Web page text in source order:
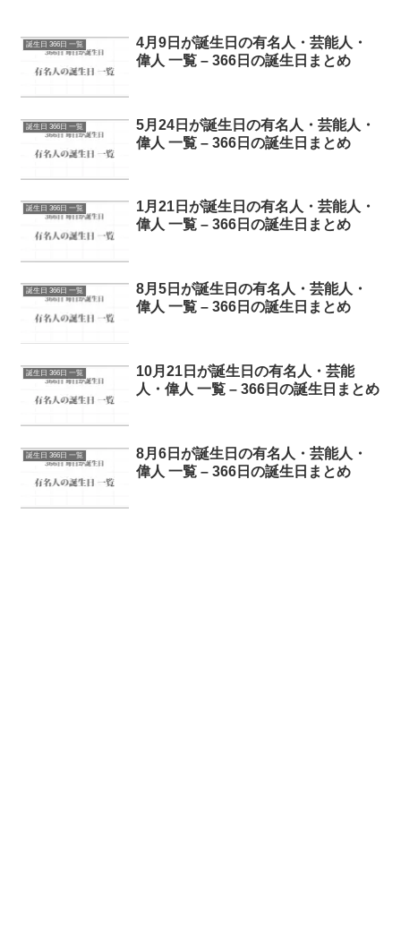
誕生日 366日 一覧
4月9日が誕生日の有名人・芸能人・
偉人 一覧 – 366日の誕生日まとめ
誕生日 366日 一覧
5月24日が誕生日の有名人・芸能人・
偉人 一覧 – 366日の誕生日まとめ
誕生日 366日 一覧
1月21日が誕生日の有名人・芸能人・
偉人 一覧 – 366日の誕生日まとめ
誕生日 366日 一覧
8月5日が誕生日の有名人・芸能人・
偉人 一覧 – 366日の誕生日まとめ
誕生日 366日 一覧
10月21日が誕生日の有名人・芸能
人・偉人 一覧 – 366日の誕生日まとめ
誕生日 366日 一覧
8月6日が誕生日の有名人・芸能人・
偉人 一覧 – 366日の誕生日まとめ